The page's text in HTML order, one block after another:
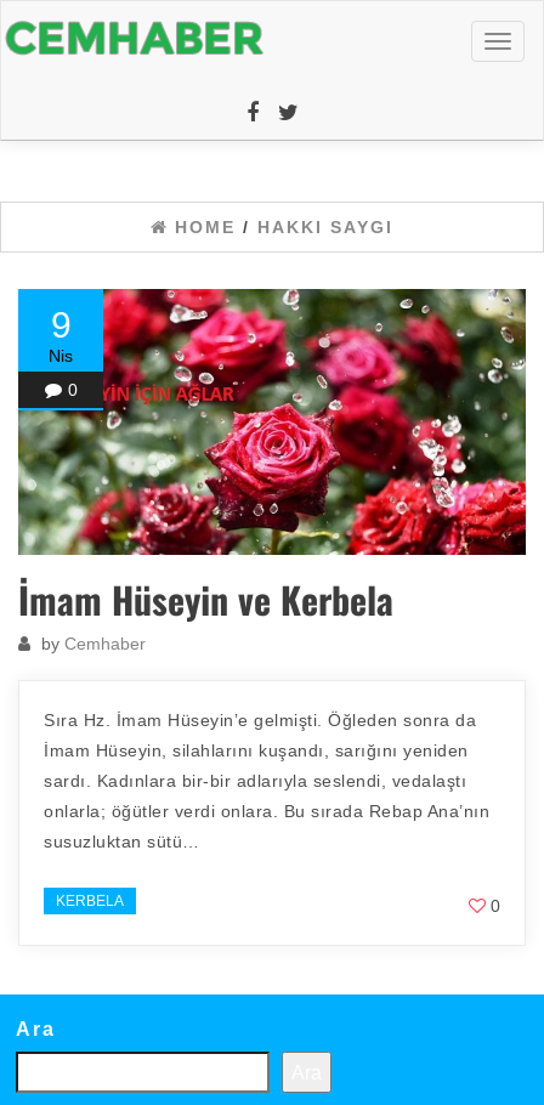
HOME / HAKKI SAYGI
9
Nis
0
İmam Hüseyin ve Kerbela
by Cemhaber
Sıra Hz. İmam Hüseyin’e gelmişti. Öğleden sonra da
İmam Hüseyin, silahlarını kuşandı, sarığını yeniden
sardı. Kadınlara bir-bir adlarıyla seslendi, vedalaştı
onlarla; öğütler verdi onlara. Bu sırada Rebap Ana’nın
susuzluktan sütü…
KERBELA 0
Ara